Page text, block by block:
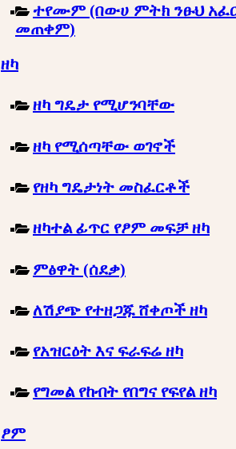
ተየሙም (በውሀ ምትክ ንፁህ
መጠቀም)
ዘካ
ዘካ ግዴታ የሚሆንባቸው
ዘካ የሚሰጣቸው ወገኖች
የዘካ ግዴታነት መስፈርቶች
ዘካተል ፊጥር የፆም መፍቻ ዘካ
ምፅዋት (ሰደቃ)
ለሽያጭ የተዘጋጁ ሸቀጦች ዘካ
የአዝርዕት እና ፍራፍሬ ዘካ
የግመል የከብት የበግና የፍየል ዘካ
ፆም